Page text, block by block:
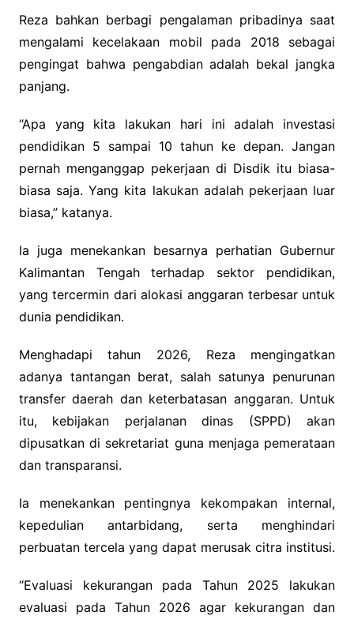
Reza bahkan berbagi pengalaman pribadinya saat
mengalami kecelakaan mobil pada 2018 sebagai
pengingat bahwa pengabdian adalah bekal jangka
panjang.
“Apa yang kita lakukan hari ini adalah investasi
pendidikan 5 sampai 10 tahun ke depan. Jangan
pernah menganggap pekerjaan di Disdik itu biasa-
biasa saja. Yang kita lakukan adalah pekerjaan luar
biasa,” katanya.
Ia juga menekankan besarnya perhatian Gubernur
Kalimantan Tengah terhadap sektor pendidikan,
yang tercermin dari alokasi anggaran terbesar untuk
dunia pendidikan.
Menghadapi tahun 2026, Reza mengingatkan
adanya tantangan berat, salah satunya penurunan
transfer daerah dan keterbatasan anggaran. Untuk
itu, kebijakan perjalanan dinas (SPPD) akan
dipusatkan di sekretariat guna menjaga pemerataan
dan transparansi.
Ia menekankan pentingnya kekompakan internal,
kepedulian antarbidang, serta menghindari
perbuatan tercela yang dapat merusak citra institusi.
“Evaluasi kekurangan pada Tahun 2025 lakukan
evaluasi pada Tahun 2026 agar kekurangan dan